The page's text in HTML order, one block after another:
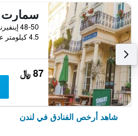
4.5 كيلومتر عن وسط المدينة
87 ﷼
شاهد أرخص الفنادق في لندن